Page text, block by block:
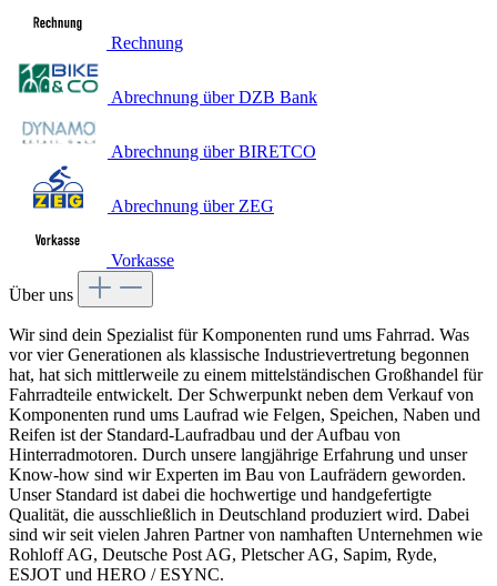
Rechnung
Abrechnung über DZB Bank
Abrechnung über BIRETCO
Abrechnung über ZEG
Vorkasse
Über uns
Wir sind dein Spezialist für Komponenten rund ums Fahrrad. Was
vor vier Generationen als klassische Industrievertretung begonnen
hat, hat sich mittlerweile zu einem mittelständischen Großhandel für
Fahrradteile entwickelt. Der Schwerpunkt neben dem Verkauf von
Komponenten rund ums Laufrad wie Felgen, Speichen, Naben und
Reifen ist der Standard-Laufradbau und der Aufbau von
Hinterradmotoren. Durch unsere langjährige Erfahrung und unser
Know-how sind wir Experten im Bau von Laufrädern geworden.
Unser Standard ist dabei die hochwertige und handgefertigte
Qualität, die ausschließlich in Deutschland produziert wird. Dabei
sind wir seit vielen Jahren Partner von namhaften Unternehmen wie
Rohloff AG, Deutsche Post AG, Pletscher AG, Sapim, Ryde,
ESJOT und HERO / ESYNC.